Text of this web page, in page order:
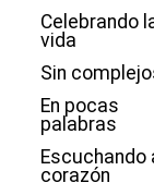
Celebrando
vida
Sin
En pocas
palabras
Escuchando
corazón